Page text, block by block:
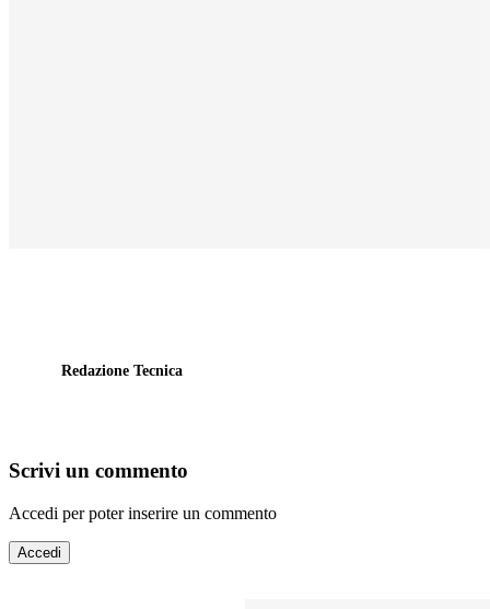
Redazione Tecnica
Scrivi un commento
Accedi per poter inserire un commento
Accedi